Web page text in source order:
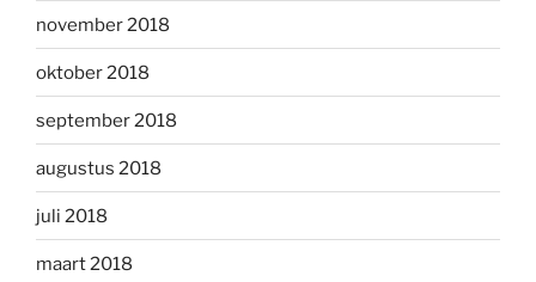
november 2018
oktober 2018
september 2018
augustus 2018
juli 2018
maart 2018